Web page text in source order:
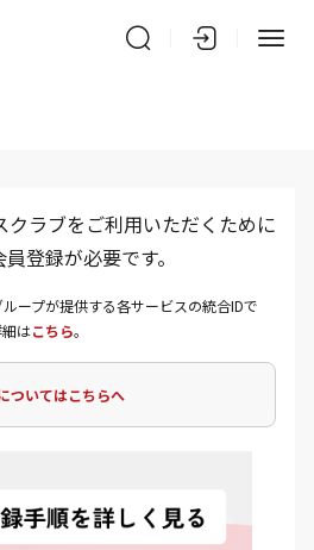
クラブをご利用いただくために
登録が必要です。
ープが提供する各サービスの統合IDで
はこちら。
いてはこちらへ